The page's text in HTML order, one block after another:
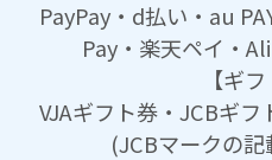
PayPay・d払い・au
Pay・楽天ペイ・
【ギ
VJAギフト券・JCBギ
(JCBマークの